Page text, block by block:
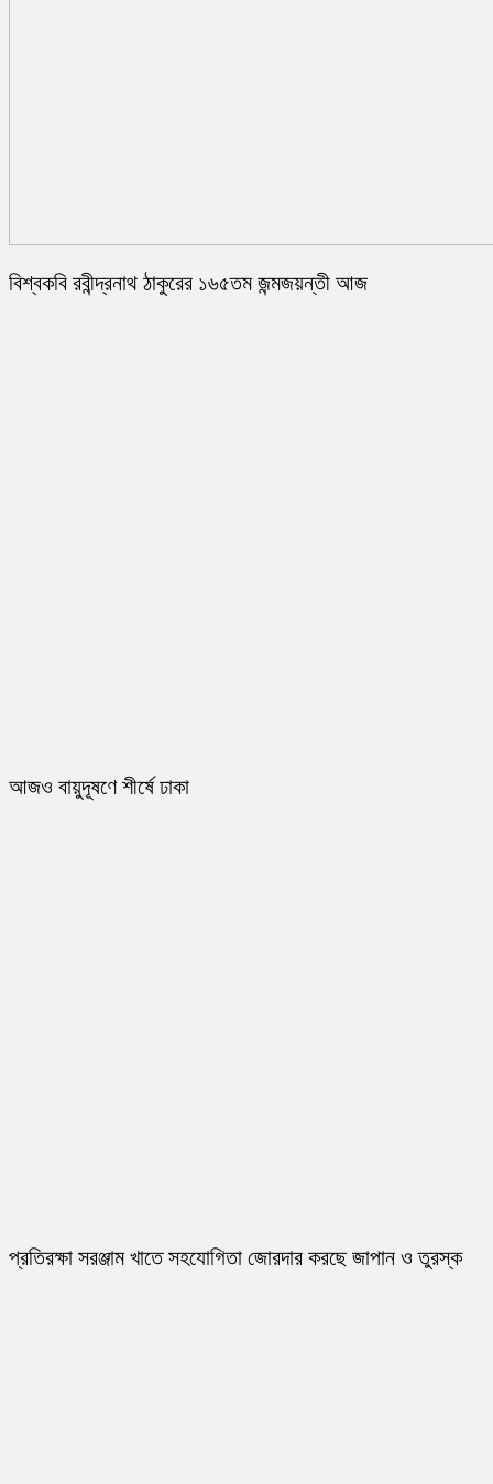
বিশ্বকবি রবীন্দ্রনাথ ঠাকুরের ১৬৫তম জন্মজয়ন্তী আজ
আজও বায়ুদূষণে শীর্ষে ঢাকা
প্রতিরক্ষা সরঞ্জাম খাতে সহযোগিতা জোরদার করছে জাপান ও তুরস্ক